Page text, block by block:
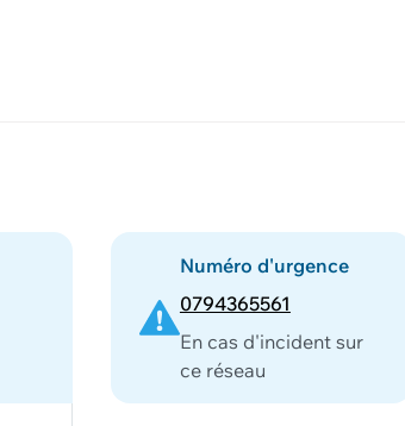
Numéro d'urgence
0794365561
En cas d'incident sur
ce réseau